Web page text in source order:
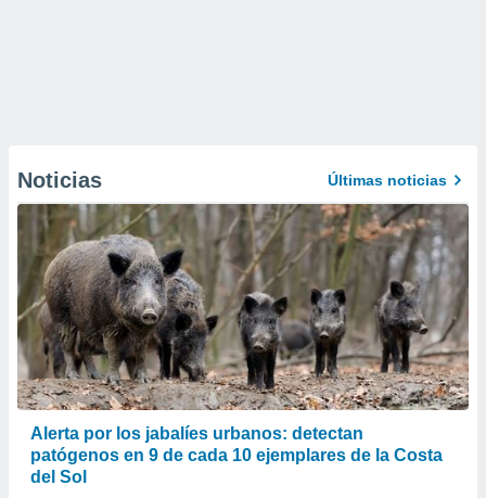
Noticias Últimas noticias
Alerta por los jabalíes urbanos: detectan
patógenos en 9 de cada 10 ejemplares de la Costa
del Sol